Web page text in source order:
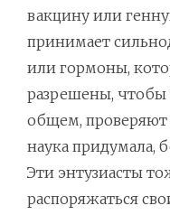
вакцину или
принимает
или гормоны,
разрешены, чтобы
общем, проверяют
наука придумала,
Эти энтузиасты
распоряжаться